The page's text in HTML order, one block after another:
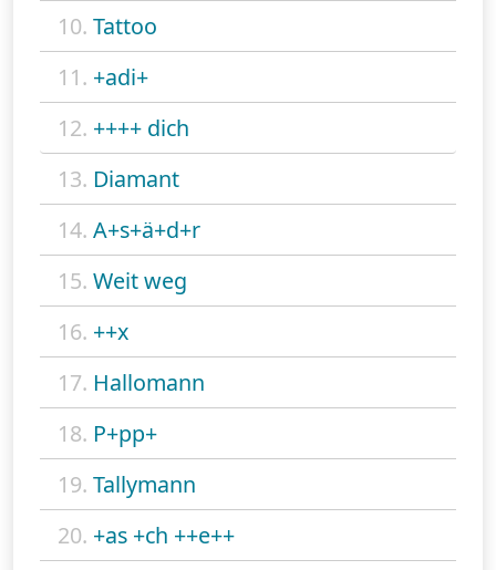
10. Tattoo
11. +adi+
12. ++++ dich
13. Diamant
14. A+s+ä+d+r
15. Weit weg
16. ++x
17. Hallomann
18. P+pp+
19. Tallymann
20. +as +ch ++e++